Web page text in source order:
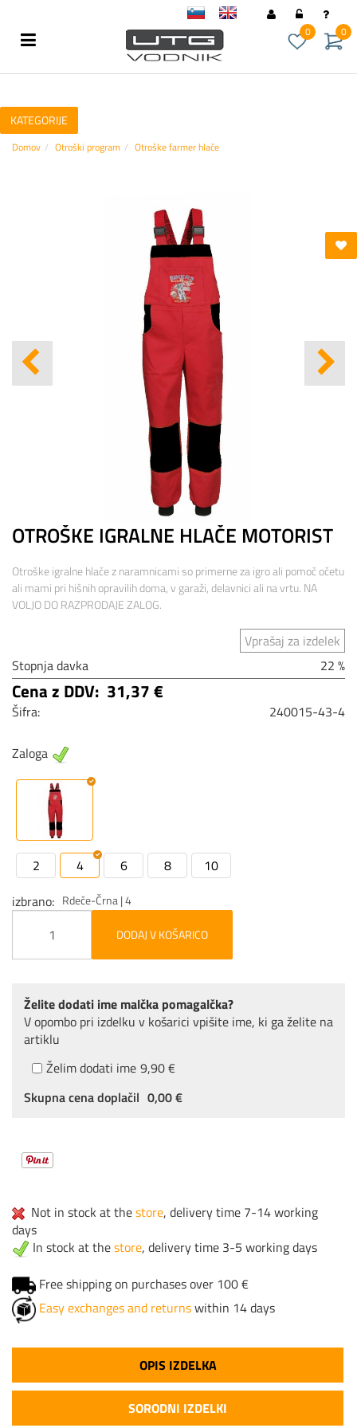
0
0
KATEGORIJE
Domov Otroški program Otroške farmer hlače
OTROŠKE IGRALNE HLAČE MOTORIST
Otroške igralne hlače z naramnicami so primerne za igro ali pomoč očetu
ali mami pri hišnih opravilih doma, v garaži, delavnici ali na vrtu. NA
VOLJO DO RAZPRODAJE ZALOG.
Vprašaj za izdelek
Stopnja davka
22 %
Cena z DDV: 31,37 €
Šifra: 240015-43-4
Zaloga
2 4 6 8
10
izbrano
Rdeče-Črna | 4
DODAJ V KOŠARICO
Želite dodati ime malčka pomagalčka?
V opombo pri izdelku v košarici vpišite ime, ki ga želite na
artiklu
Želim dodati ime 9,90 €
Skupna cena doplačil 0,00 €
Not in stock at thestore, delivery time 7-14 working
days
In stock at thestore, delivery time 3-5 working days
Free shipping on purchases over 100 €
Easy exchanges and returnswithin 14 days
OPIS IZDELKA
SORODNI IZDELKI